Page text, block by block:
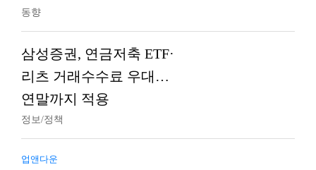
동향
삼성증권, 연금저축 ETF·
리츠 거래수수료 우대…
연말까지 적용
정보/정책
업앤다운